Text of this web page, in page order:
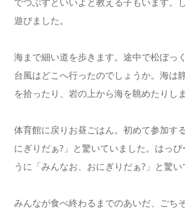
遊びました。
海まで細い道を歩きます。途中で松ぼっ
台風はどこへ行ったのでしょうか。海は
を拾ったり、岩の上から海を眺めたりしま
体育館に戻りお昼ごはん。初めて参加す
にぎりだぁ?」と驚いていました。はっ
うに「みんなお、おにぎりだぁ?」と驚い
みんなが食べ終わるまでのあいだ、ごち